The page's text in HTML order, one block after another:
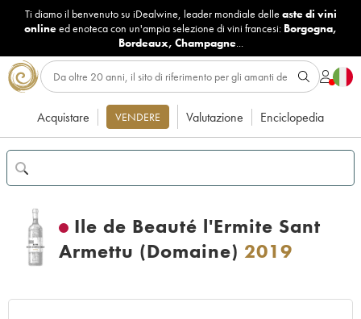
Ti diamo il benvenuto su iDealwine, leader mondiale delle aste di vini
onlineed enoteca con un'ampia selezione di vini francesi: Borgogna,
Bordeaux, Champagne...
Acquistare VENDERE Valutazione Enciclopedia
Ile de Beauté l'Ermite Sant
Armettu (Domaine) 2019